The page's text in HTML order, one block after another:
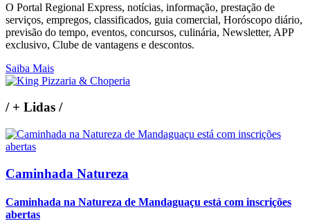
O Portal Regional Express, notícias, informação, prestação de
serviços, empregos, classificados, guia comercial, Horóscopo diário,
previsão do tempo, eventos, concursos, culinária, Newsletter, APP
exclusivo, Clube de vantagens e descontos.
Saiba Mais
/+ Lidas /
Caminhada Natureza
Caminhada na Natureza de Mandaguaçu está com inscrições
abertas